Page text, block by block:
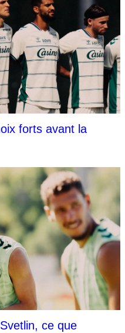
forts avant la
ce que